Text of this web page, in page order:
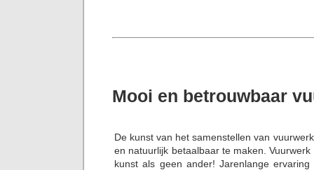
Mooi en betrouwbaar
De kunst van het samenstellen van
en natuurlijk betaalbaar te maken.
kunst als geen ander! Jarenlange